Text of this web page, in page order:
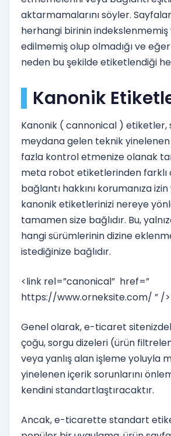
aktarmamalarını söyler.
herhangi birinin
edilmemiş olup olmadığı ve
neden bu şekilde etiketlendiği
Kanonik
Kanonik ( cannonical ) etiketler,
meydana gelen teknik
fazla kontrol etmenize olanak
meta robot etiketlerinden farklı
bağlantı hakkını korumanıza
kanonik etiketlerinizi nereye
tamamen size bağlıdır. Bu,
hangi sürümlerinin dizine
istediğinize bağlıdır.
<link rel=”canonical” href=”
https://www.orneksite.com/ ” />
Genel olarak, e-ticaret
çoğu, sorgu dizeleri (ürün
veya yanlış alan işleme yoluyla
yinelenen içerik sorunlarını
kendini standartlaştıracaktır.
Ancak, e-ticarette standart